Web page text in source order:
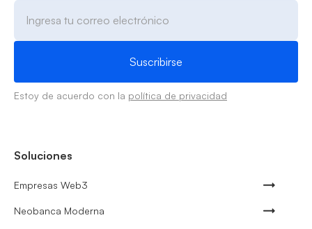
Estoy de acuerdo con la política de privacidad
Soluciones
Empresas Web3
Neobanca Moderna